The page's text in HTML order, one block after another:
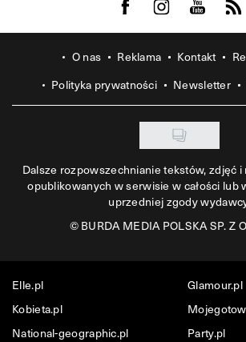
Visit us on Facebook
Visit us onVisit us onVisit
O nas Reklama Kontakt
Polityka prywatności
Newsletter
Dalsze rozpowszechnianie tekstów, zdjęć i
opublikowanych w serwisie w całości lub
uprzedniej zgody
©BURDA MEDIA POLSKA SP. Z
Elle.pl
Glamour.pl
Kobieta.pl
National-geographic.pl
Party.pl